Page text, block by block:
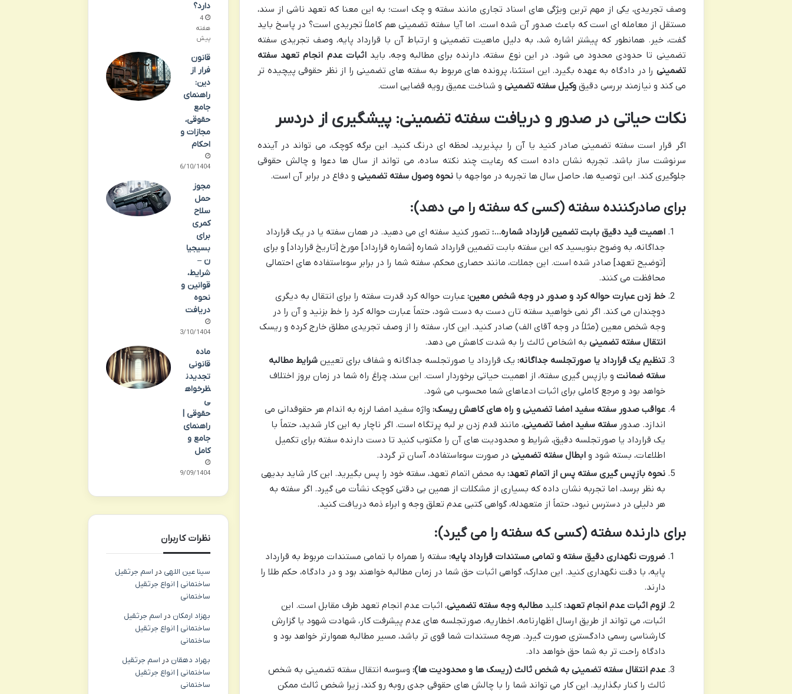
وصف تجریدی، یکی از مهم ترین ویژگی های اسناد تجاری مانند سفته و چک است؛ به این معنا که تعهد ناشی از سند،
مستقل از معامله ای است که باعث صدور آن شده است. اما آیا سفته تضمینی هم کاملاً تجریدی است؟ در پاسخ باید
گفت، خیر. همانطور که پیشتر اشاره شد، به دلیل ماهیت تضمینی و ارتباط آن با قرارداد پایه، وصف تجریدی سفته
تضمینی تا حدودی محدود می شود. در این نوع سفته، دارنده برای مطالبه وجه، بایداثبات عدم انجام تعهد سفته
تضمینی را در دادگاه به عهده بگیرد. این استثنا، پرونده های مربوط به سفته های تضمینی را از نظر حقوقی پیچیده تر
می کند و نیازمند بررسی دقیقوکیل سفته تضمینی و شناخت عمیق رویه قضایی است.
نکات حیاتی در صدور و دریافت سفته تضمینی: پیشگیری از دردسر
اگر قرار است سفته تضمینی صادر کنید یا آن را بپذیرید، لحظه ای درنگ کنید. این برگه کوچک، می تواند در آینده
سرنوشت ساز باشد. تجربه نشان داده است که رعایت چند نکته ساده، می تواند از سال ها دعوا و چالش حقوقی
جلوگیری کند. این توصیه ها، حاصل سال ها تجربه در مواجهه بانحوه وصول سفته تضمینی و دفاع در برابر آن است.
برای صادرکننده سفته (کسی که سفته را می دهد):
اهمیت قید دقیق بابت تضمین قرارداد شماره…: تصور کنید سفته ای می دهید. در همان سفته یا در یک قرارداد
جداگانه، به وضوح بنویسید که این سفته بابت تضمین قرارداد شماره [شماره قرارداد] مورخ [تاریخ قرارداد] و برای
[توضیح تعهد] صادر شده است. این جملات، مانند حصاری محکم، سفته شما را در برابر سوءاستفاده های احتمالی
محافظت می کنند.
خط زدن عبارت حواله کرد و صدور در وجه شخص معین: عبارت حواله کرد قدرت سفته را برای انتقال به دیگری
دوچندان می کند. اگر نمی خواهید سفته تان دست به دست شود، حتماً عبارت حواله کرد را خط بزنید و آن را در
وجه شخص معین (مثلاً در وجه آقای الف) صادر کنید. این کار، سفته را از وصف تجریدی مطلق خارج کرده و ریسک
انتقال سفته تضمینی به اشخاص ثالث را به شدت کاهش می دهد.
تنظیم یک قرارداد یا صورتجلسه جداگانه: یک قرارداد یا صورتجلسه جداگانه و شفاف برای تعیینشرایط مطالبه
سفته ضمانت و بازپس گیری سفته، از اهمیت حیاتی برخوردار است. این سند، چراغ راه شما در زمان بروز اختلاف
خواهد بود و مرجع کاملی برای اثبات ادعاهای شما محسوب می شود.
عواقب صدور سفته سفید امضا تضمینی و راه های کاهش ریسک: واژه سفید امضا لرزه به اندام هر حقوقدانی می
اندازد. صدورسفته سفید امضا تضمینی، مانند قدم زدن بر لبه پرتگاه است. اگر ناچار به این کار شدید، حتماً با
یک قرارداد یا صورتجلسه دقیق، شرایط و محدودیت های آن را مکتوب کنید تا دست دارنده سفته برای تکمیل
اطلاعات، بسته شود وابطال سفته تضمینی در صورت سوءاستفاده، آسان تر گردد.
نحوه بازپس گیری سفته پس از اتمام تعهد: به محض اتمام تعهد، سفته خود را پس بگیرید. این کار شاید بدیهی
به نظر برسد، اما تجربه نشان داده که بسیاری از مشکلات از همین بی دقتی کوچک نشأت می گیرد. اگر سفته به
هر دلیلی در دسترس نبود، حتماً از متعهدله، گواهی کتبی عدم تعلق وجه و ابراء ذمه دریافت کنید.
برای دارنده سفته (کسی که سفته را می گیرد):
ضرورت نگهداری دقیق سفته و تمامی مستندات قرارداد پایه: سفته را همراه با تمامی مستندات مربوط به قرارداد
پایه، با دقت نگهداری کنید. این مدارک، گواهی اثبات حق شما در زمان مطالبه خواهند بود و در دادگاه، حکم طلا را
دارند.
لزوم اثبات عدم انجام تعهد: کلیدمطالبه وجه سفته تضمینی، اثبات عدم انجام تعهد طرف مقابل است. این
اثبات، می تواند از طریق ارسال اظهارنامه، اخطاریه، صورتجلسه های عدم پیشرفت کار، شهادت شهود یا گزارش
کارشناسی رسمی دادگستری صورت گیرد. هرچه مستندات شما قوی تر باشد، مسیر مطالبه هموارتر خواهد بود و
دادگاه راحت تر به شما حق خواهد داد.
عدم انتقال سفته تضمینی به شخص ثالث (ریسک ها و محدودیت ها): وسوسه انتقال سفته تضمینی به شخص
ثالث را کنار بگذارید. این کار می تواند شما را با چالش های حقوقی جدی روبه رو کند، زیرا شخص ثالث ممکن
دارد؟
4
هفته
پیش
قانون
فرار از
دین:
راهنمای
جامع
حقوقی،
مجازات و
احکام
06/10/1404
مجوز
حمل
سلاح
کمری
برای
بسیجیا
ن –
شرایط،
قوانین و
نحوه
دریافت
03/10/1404
ماده
قانونی
تجدیدن
ظرخواه
ی
حقوقی |
راهنمای
جامع و
کامل
29/09/1404
نظرات کاربران
سینا عین اللهی در اسم جرثقیل
ساختمانی | انواع جرثقیل
ساختمانی
بهزاد ارمکان در اسم جرثقیل
ساختمانی | انواع جرثقیل
ساختمانی
بهراد دهقان در اسم جرثقیل
ساختمانی | انواع جرثقیل
ساختمانی